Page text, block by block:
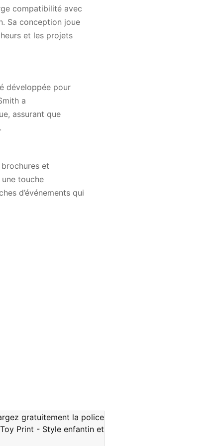
compatibilité avec
Sa conception joue
et les projets
développée pour
a
assurant que
et
touche
d’événements qui